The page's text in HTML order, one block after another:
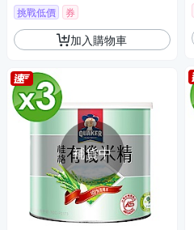
挑戰低價 券
加入購物車
補貨中